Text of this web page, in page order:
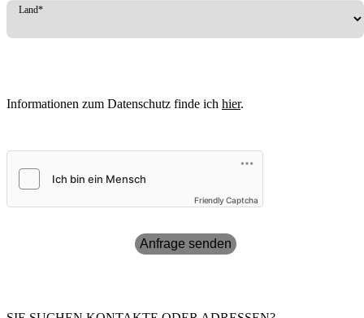
Land*
Informationen zum Datenschutz finde ich hier.
Friendly Captcha
Anfrage senden